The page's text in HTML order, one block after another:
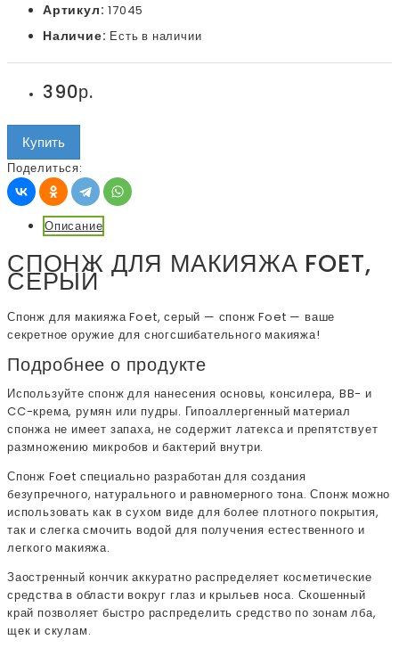
Артикул: 17045
Наличие: Есть в наличии
390р.
Купить
Поделиться:
Описание
СПОНЖ ДЛЯ МАКИЯЖА FOET,
СЕРЫЙ
Спонж для макияжа Foet, серый — спонж Foet — ваше
секретное оружие для сногсшибательного макияжа!
Подробнее о продукте
Используйте спонж для нанесения основы, консилера, BB- и
CC-крема, румян или пудры. Гипоаллергенный материал
спонжа не имеет запаха, не содержит латекса и препятствует
размножению микробов и бактерий внутри.
Спонж Foet специально разработан для создания
безупречного, натурального и равномерного тона. Спонж можно
использовать как в сухом виде для более плотного покрытия,
так и слегка смочить водой для получения естественного и
легкого макияжа.
Заостренный кончик аккуратно распределяет косметические
средства в области вокруг глаз и крыльев носа. Скошенный
край позволяет быстро распределить средство по зонам лба,
щек и скулам.